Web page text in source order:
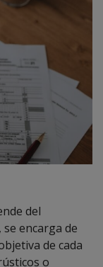
del
encarga de
de cada
o